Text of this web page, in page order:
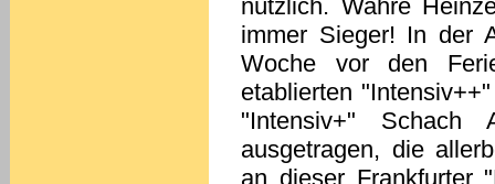
nützlich. Wahre
immer Sieger! In der
Woche vor den
etablierten
"Intensiv+" Schach
ausgetragen, die
an dieser Frankfurter